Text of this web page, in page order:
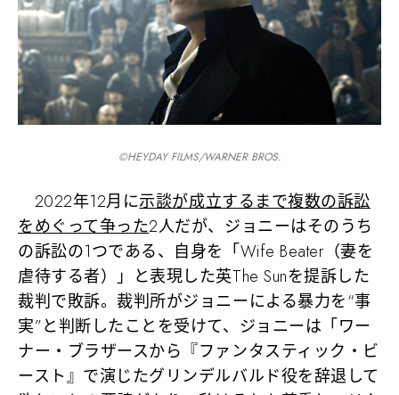
©️HEYDAY FILMS/WARNER BROS.
2022年12月に示談が成立するまで複数の訴訟
をめぐって争った2人だが、ジョニーはそのうち
の訴訟の1つである、自身を「Wife Beater（妻を
虐待する者）」と表現した英The Sunを提訴した
裁判で敗訴。裁判所がジョニーによる暴力を“事
実”と判断したことを受けて、ジョニーは「ワー
ナー・ブラザースから『ファンタスティック・ビ
ースト』で演じたグリンデルバルド役を辞退して